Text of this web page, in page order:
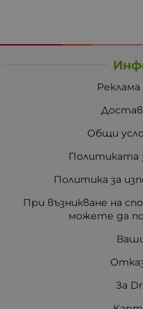
Общи
Политиката
Политика за
При възникване на
можете да
За